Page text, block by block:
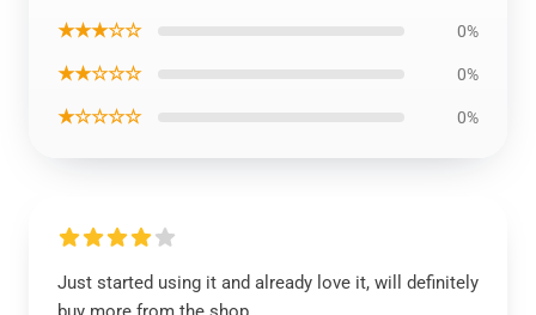
★★★☆☆ 0%
★★☆☆☆ 0%
★☆☆☆☆ 0%
Just started using it and already love it, will definitely